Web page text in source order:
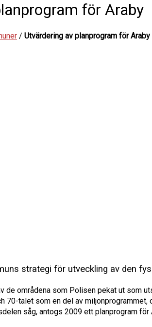
för Araby
/ Utvärdering av planprogram för Araby
strategi för utveckling av den
de områdena som Polisen pekat ut som
70-talet som en del av
såg, antogs 2009 ett planprogram för